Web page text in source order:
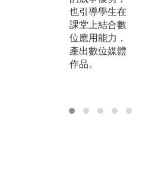
也引導學生在
課堂上結合數
位應用能力，
產出數位媒體
作品。